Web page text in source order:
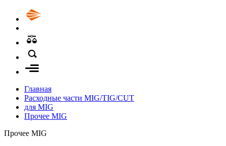
Главная
Расходные части MIG/TIG/CUT
для MIG
Прочее MIG
Прочее MIG